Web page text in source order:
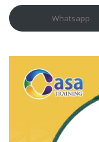
Whatsapp